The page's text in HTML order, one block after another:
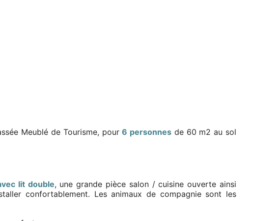
Meublé de Tourisme, pour6 personnes de 60 m2 au sol
lit double, une grande pièce salon / cuisine ouverte ainsi
confortablement. Les animaux de compagnie sont les